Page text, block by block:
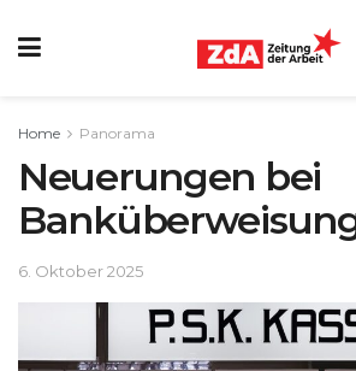
Home Panorama
Neuerungen bei
6. Oktober 2025